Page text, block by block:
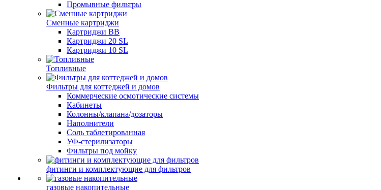
Промывные фильтры
Сменные картриджи
Картриджи BB
Картриджи 20 SL
Картриджи 10 SL
Топливные
Фильтры для коттеджей и домов
Коммерческие осмотические системы
Кабинеты
Колонны/клапана/дозаторы
Наполнители
Соль таблетированная
УФ-стерилизаторы
Фильтры под мойку
фитинги и комплектующие для фильтров
газовые накопительные